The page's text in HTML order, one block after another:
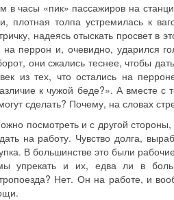
в часы «пик» пассажиров на
плотная толпа устремилась к
надеясь отыскать просвет в
на перрон и, очевидно, ударился
они сжались теснее, чтобы
из тех, что остались на
к чужой беде?». А вместе
сделать? Почему, на словах
посмотреть и с другой
на работу. Чувство долга,
В большинстве это были
упрекать и их, едва ли в
Нет. Он на работе, и